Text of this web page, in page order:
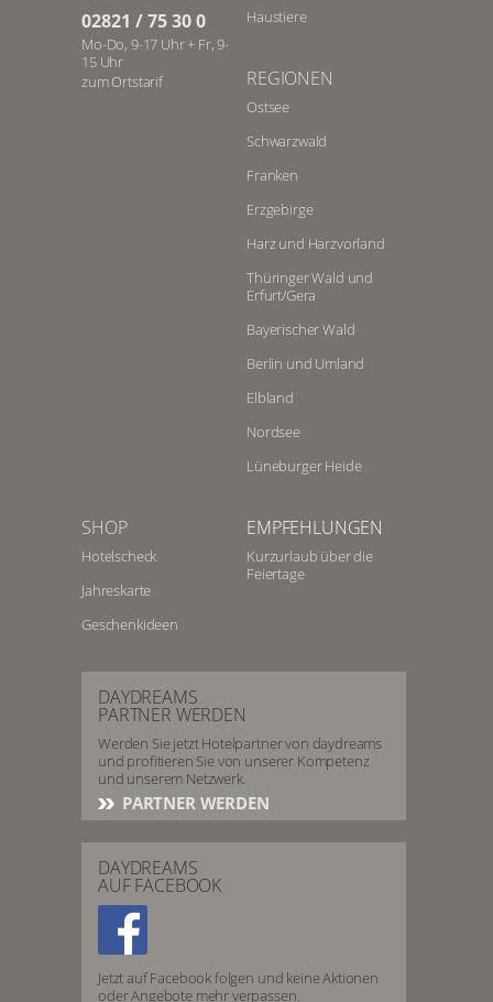
02821 / 75 30 0
Mo-Do, 9-17 Uhr + Fr, 9-
15 Uhr
zum Ortstarif
Haustiere
REGIONEN
Ostsee
Schwarzwald
Franken
Erzgebirge
Harz und Harzvorland
Thüringer Wald und
Erfurt/Gera
Bayerischer Wald
Berlin und Umland
Elbland
Nordsee
Lüneburger Heide
SHOP
Hotelscheck
Jahreskarte
Geschenkideen
EMPFEHLUNGEN
Kurzurlaub über die
Feiertage
DAYDREAMS
PARTNER WERDEN
Werden Sie jetzt Hotelpartner von daydreams
und profitieren Sie von unserer Kompetenz
und unserem Netzwerk.
PARTNER WERDEN
DAYDREAMS
AUF FACEBOOK
Jetzt auf Facebook folgen und keine Aktionen
oder Angebote mehr verpassen.